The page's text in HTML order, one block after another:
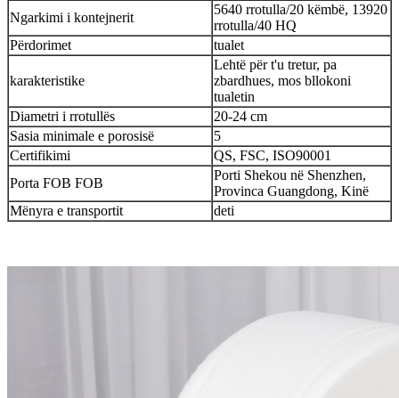
Ngarkimi i kontejnerit
5640 rrotulla/20 këmbë, 13920
rrotulla/40 HQ
Përdorimet
tualet
karakteristike
Lehtë për t'u tretur, pa
zbardhues, mos bllokoni
tualetin
Diametri i rrotullës
20-24 cm
Sasia minimale e porosisë
5
Certifikimi
QS, FSC, ISO90001
Porta FOB FOB
Porti Shekou në Shenzhen,
Provinca Guangdong, Kinë
Mënyra e transportit
deti